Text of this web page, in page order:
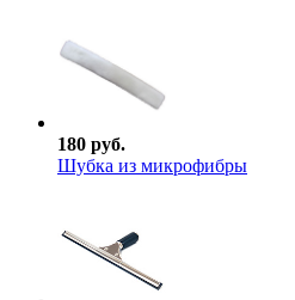
180 руб.
Шубка из микрофибры